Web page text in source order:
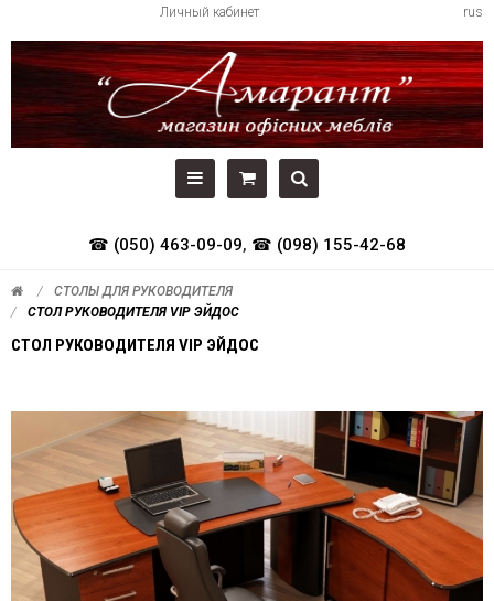
rus
Личный кабинет
☎ (050) 463-09-09, ☎ (098) 155-42-68
СТОЛЫ ДЛЯ РУКОВОДИТЕЛЯ
СТОЛ РУКОВОДИТЕЛЯ VIP ЭЙДОС
СТОЛ РУКОВОДИТЕЛЯ VIP ЭЙДОС